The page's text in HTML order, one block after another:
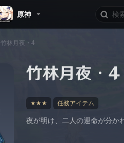
原神
竹林月夜・4
竹林月夜・4
★★★ 任務アイテム
夜が明け、二人の運命が分か